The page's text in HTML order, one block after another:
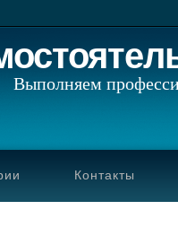
Выполняем
Контакты